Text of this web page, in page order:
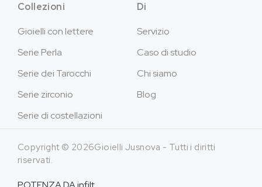
Collezioni
Gioielli con lettere
Serie Perla
Serie dei Tarocchi
Serie zirconio
Serie di costellazioni
Di
Servizio
Caso di studio
Chi siamo
Blog
Copyright © 2026Gioielli Jusnova - Tutti i diritti
riservati.